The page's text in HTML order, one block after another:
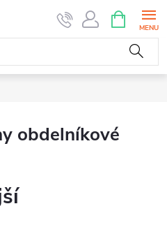
NÁKUPNÍ
KOŠÍK
obdelníkové